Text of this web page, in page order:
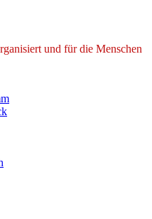
und für die Menschen